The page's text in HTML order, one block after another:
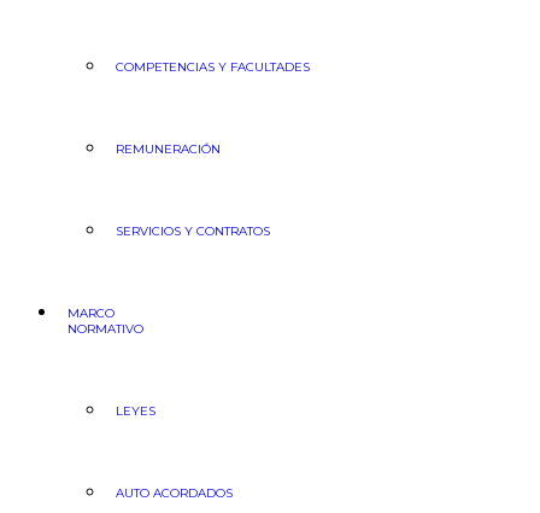
COMPETENCIAS Y FACULTADES
REMUNERACIÓN
SERVICIOS Y CONTRATOS
MARCO
NORMATIVO
LEYES
AUTO ACORDADOS